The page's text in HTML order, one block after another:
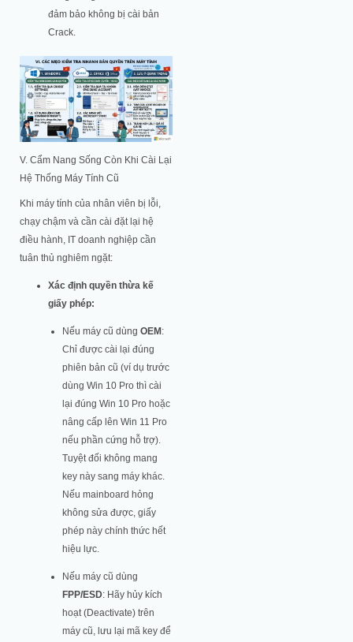
đảm bảo không bị cài bản
Crack.
V. Cẩm Nang Sống Còn Khi Cài Lại
Hệ Thống Máy Tính Cũ
Khi máy tính của nhân viên bị lỗi,
chạy chậm và cần cài đặt lại hệ
điều hành, IT doanh nghiệp cần
tuân thủ nghiêm ngặt:
Xác định quyền thừa kế
giấy phép:
Nếu máy cũ dùng OEM:
Chỉ được cài lại đúng
phiên bản cũ (ví dụ trước
dùng Win 10 Pro thì cài
lại đúng Win 10 Pro hoặc
nâng cấp lên Win 11 Pro
nếu phần cứng hỗ trợ).
Tuyệt đối không mang
key này sang máy khác.
Nếu mainboard hỏng
không sửa được, giấy
phép này chính thức hết
hiệu lực.
Nếu máy cũ dùng
FPP/ESD: Hãy hủy kích
hoạt (Deactivate) trên
máy cũ, lưu lại mã key để